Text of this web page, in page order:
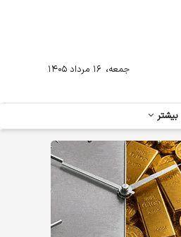
بیشتر
جمعه، ۱۶ مرداد ۱۴۰۵